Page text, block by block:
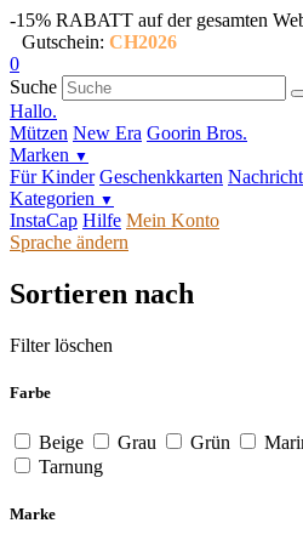
-15% RABATT auf der gesamten
Gutschein: CH2026
0
Suche
Hallo.
Mützen New Era Goorin Bros.
Marken ▼
Für Kinder Geschenkkarten
Kategorien ▼
InstaCap Hilfe Mein Konto
Sprache ändern
Sortieren nach
Filter löschen
Farbe
Beige Grau Grün
Tarnung
Marke